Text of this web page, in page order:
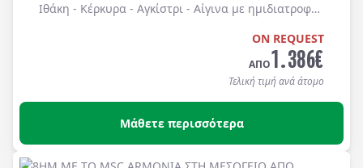
Ιθάκη - Κέρκυρα - Αγκίστρι - Αίγινα με ημιδιατροφή.
ON REQUEST
ΑΠΟ1.386€
Τελική τιμή ανά άτομο
Μάθετε περισσότερα